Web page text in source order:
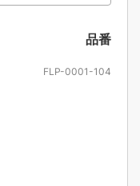
品番
FLP-0001-104